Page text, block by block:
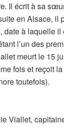
Il écrit à sa
en Alsace, il
à laquelle
l’un des
meurt le 15
fois et reçoit
toutefois).
Viallet,